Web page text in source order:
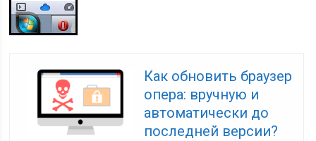
Как обновить браузер
опера: вручную и
автоматически до
последней версии?